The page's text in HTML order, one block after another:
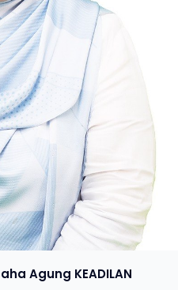
Agung KEADILAN